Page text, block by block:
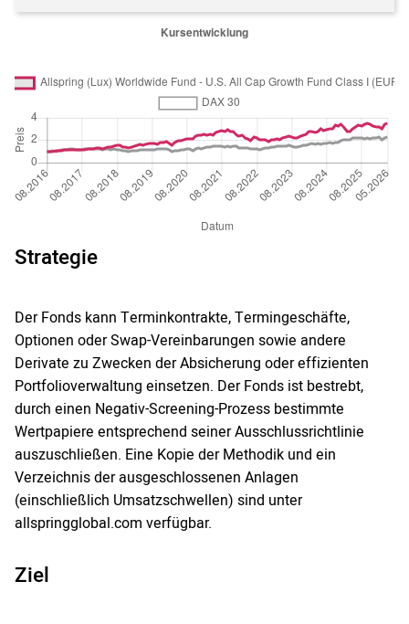
Strategie
Der Fonds kann Terminkontrakte, Termingeschäfte,
Optionen oder Swap-Vereinbarungen sowie andere
Derivate zu Zwecken der Absicherung oder effizienten
Portfolioverwaltung einsetzen. Der Fonds ist bestrebt,
durch einen Negativ-Screening-Prozess bestimmte
Wertpapiere entsprechend seiner Ausschlussrichtlinie
auszuschließen. Eine Kopie der Methodik und ein
Verzeichnis der ausgeschlossenen Anlagen
(einschließlich Umsatzschwellen) sind unter
allspringglobal.com verfügbar.
Ziel